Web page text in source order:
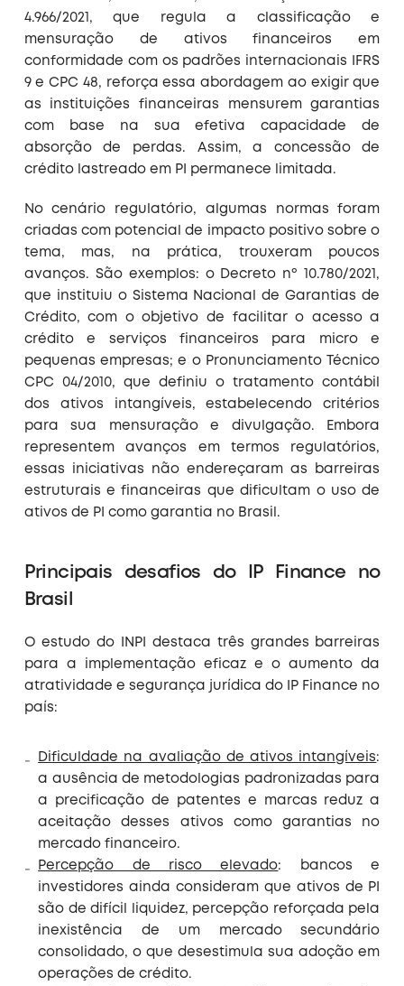
4.966/2021, que regula a classificação e
mensuração de ativos financeiros em
conformidade com os padrões internacionais IFRS
9 e CPC 48, reforça essa abordagem ao exigir que
as instituições financeiras mensurem garantias
com base na sua efetiva capacidade de
absorção de perdas. Assim, a concessão de
crédito lastreado em PI permanece limitada.
No cenário regulatório, algumas normas foram
criadas com potencial de impacto positivo sobre o
tema, mas, na prática, trouxeram poucos
avanços. São exemplos: o Decreto nº 10.780/2021,
que instituiu o Sistema Nacional de Garantias de
Crédito, com o objetivo de facilitar o acesso a
crédito e serviços financeiros para micro e
pequenas empresas; e o Pronunciamento Técnico
CPC 04/2010, que definiu o tratamento contábil
dos ativos intangíveis, estabelecendo critérios
para sua mensuração e divulgação. Embora
representem avanços em termos regulatórios,
essas iniciativas não endereçaram as barreiras
estruturais e financeiras que dificultam o uso de
ativos de PI como garantia no Brasil.
Principais desafios do IP Finance no
Brasil
O estudo do INPI destaca três grandes barreiras
para a implementação eficaz e o aumento da
atratividade e segurança jurídica do IP Finance no
país:
Dificuldade na avaliação de ativos intangíveis:
a ausência de metodologias padronizadas para
a precificação de patentes e marcas reduz a
aceitação desses ativos como garantias no
mercado financeiro.
Percepção de risco elevado: bancos e
investidores ainda consideram que ativos de PI
são de difícil liquidez, percepção reforçada pela
inexistência de um mercado secundário
consolidado, o que desestimula sua adoção em
operações de crédito.